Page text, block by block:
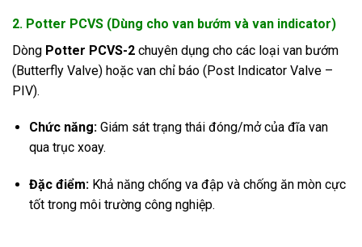
2. Potter PCVS (Dùng cho van bướm và van indicator)
Dòng Potter PCVS-2 chuyên dụng cho các loại van bướm
(Butterfly Valve) hoặc van chỉ báo (Post Indicator Valve –
PIV).
Chức năng:Giám sát trạng thái đóng/mở của đĩa van
qua trục xoay.
Đặc điểm:Khả năng chống va đập và chống ăn mòn cực
tốt trong môi trường công nghiệp.